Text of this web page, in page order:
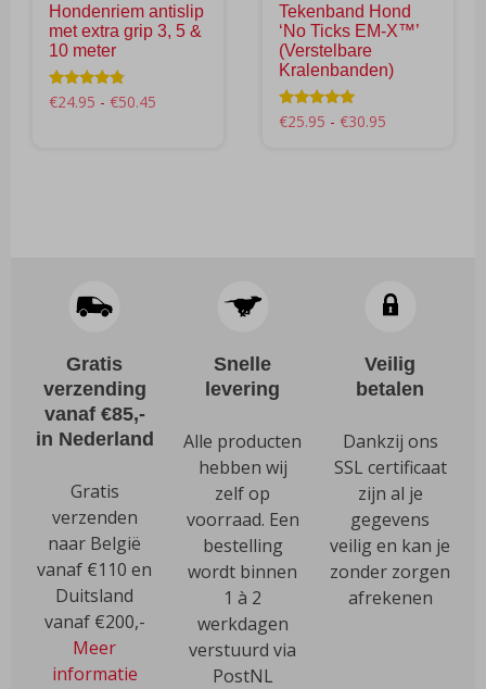
op
de
productpagina
Hondenriem antislip
met extra grip 3, 5 &
10 meter
Waardering
4.59
€24.95 - €50.45
worden
op
de
productpagina
Tekenband Hond
‘No Ticks EM-X™’
(Verstelbare
Kralenbanden)
Waardering
4.69
€25.95 - €30.95
gekozen
worden
de
productpagina
Gratis
verzending
vanaf €85,-
in Nederland
Gratis
verzenden
naar België
vanaf €110 en
Duitsland
vanaf €200,-
Meer
informatie
Snelle
levering
Alle producten
hebben wij
zelf op
voorraad. Een
bestelling
wordt binnen
1 à 2
werkdagen
verstuurd via
PostNL
Veilig
betalen
Dankzij ons
SSL certificaat
zijn al je
gegevens
veilig en kan je
zonder zorgen
afrekenen